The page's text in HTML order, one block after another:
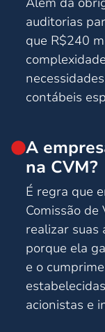
auditorias
que R$240
contábeis
A
na CVM?
É regra que
Comissão de
realizar suas
porque ela
e o
acionistas e